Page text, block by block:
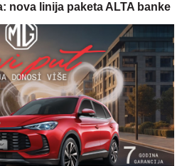
nova linija paketa ALTA banke